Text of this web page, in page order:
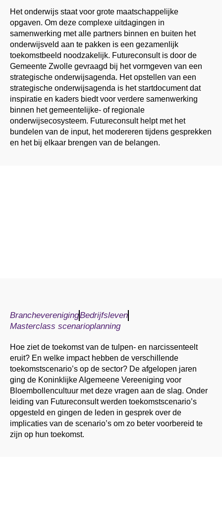
Het onderwijs staat voor grote maatschappelijke
opgaven. Om deze complexe uitdagingen in
samenwerking met alle partners binnen en buiten het
onderwijsveld aan te pakken is een gezamenlijk
toekomstbeeld noodzakelijk. Futureconsult is door de
Gemeente Zwolle gevraagd bij het vormgeven van een
strategische onderwijsagenda. Het opstellen van een
strategische onderwijsagenda is het startdocument dat
inspiratie en kaders biedt voor verdere samenwerking
binnen het gemeentelijke- of regionale
onderwijsecosysteem. Futureconsult helpt met het
bundelen van de input, het modereren tijdens gesprekken
en het bij elkaar brengen van de belangen.
BrancheverenigingBedrijfsleven
Masterclass scenarioplanning
Hoe ziet de toekomst van de tulpen- en narcissenteelt
eruit? En welke impact hebben de verschillende
toekomstscenario’s op de sector? De afgelopen jaren
ging de Koninklijke Algemeene Vereeniging voor
Bloembollencultuur met deze vragen aan de slag. Onder
leiding van Futureconsult werden toekomstscenario’s
opgesteld en gingen de leden in gesprek over de
implicaties van de scenario’s om zo beter voorbereid te
zijn op hun toekomst.